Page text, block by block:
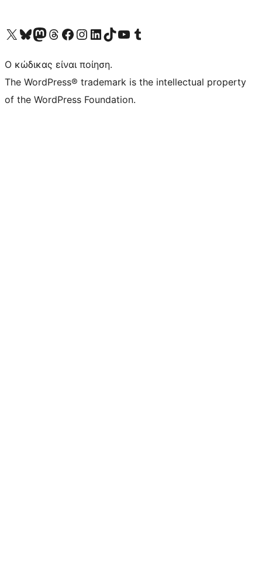
Visit our X (formerly Twitter) account
Visit our Bluesky account
Επισκεφθείτε τον λογαριασμό μας στο Mastodon
Visit our Threads account
Επισκεφτείτε τη σελίδα μας στο Facebook
Επισκεφθείτε τον λογαριασμό μας Instagram
Επισκεφθείτε τον λογαριασμό μας LinkedIn
Visit our TikTok account
Visit our YouTube channel
Visit our Tumblr account
Ο κώδικας είναι ποίηση.
The WordPress® trademark is the intellectual property
of the WordPress Foundation.